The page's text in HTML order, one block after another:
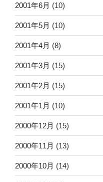
2001年6月 (10)
2001年5月 (10)
2001年4月 (8)
2001年3月 (15)
2001年2月 (15)
2001年1月 (10)
2000年12月 (15)
2000年11月 (13)
2000年10月 (14)